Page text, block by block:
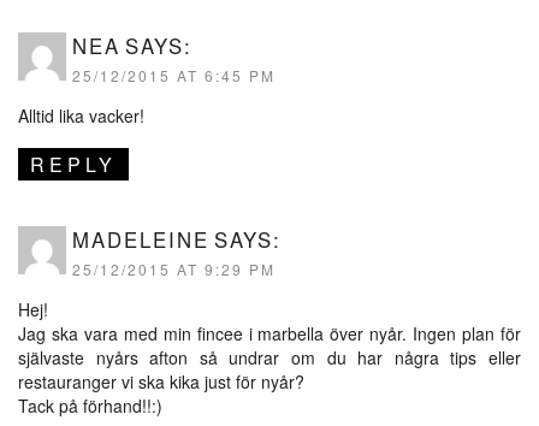
NEA SAYS:
25/12/2015 AT 6:45 PM
Alltid lika vacker!
REPLY
MADELEINE SAYS:
25/12/2015 AT 9:29 PM
Hej!
Jag ska vara med min fincee i marbella över nyår. Ingen plan för
självaste nyårs afton så undrar om du har några tips eller
restauranger vi ska kika just för nyår?
Tack på förhand!!:)